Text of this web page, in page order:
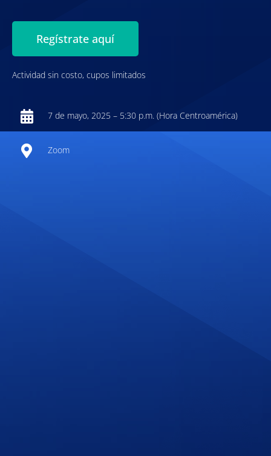
Regístrate aquí
Actividad sin costo, cupos limitados
7 de mayo, 2025 – 5:30 p.m. (Hora Centroamérica)
Zoom